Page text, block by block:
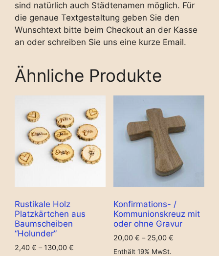
sind natürlich auch Städtenamen möglich. Für
die genaue Textgestaltung geben Sie den
Wunschtext bitte beim Checkout an der Kasse
an oder schreiben Sie uns eine kurze Email.
Ähnliche Produkte
Rustikale Holz
Platzkärtchen aus
Baumscheiben
“Holunder”
2,40 € – 130,00 €
Konfirmations- /
Kommunionskreuz mit
oder ohne Gravur
20,00 € – 25,00 €
Enthält 19% MwSt.